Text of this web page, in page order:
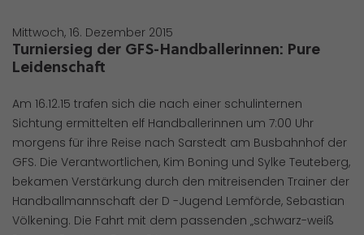
Mittwoch, 16. Dezember 2015
Turniersieg der GFS-Handballerinnen: Pure
Leidenschaft
Am 16.12.15 trafen sich die nach einer schulinternen
Sichtung ermittelten elf Handballerinnen um 7:00 Uhr
morgens für ihre Reise nach Sarstedt am Busbahnhof der
GFS. Die Verantwortlichen, Kim Boning und Sylke Teuteberg,
bekamen Verstärkung durch den mitreisenden Trainer der
Handballmannschaft der D -Jugend Lemförde, Sebastian
Völkening. Die Fahrt mit dem passenden „schwarz-weiß